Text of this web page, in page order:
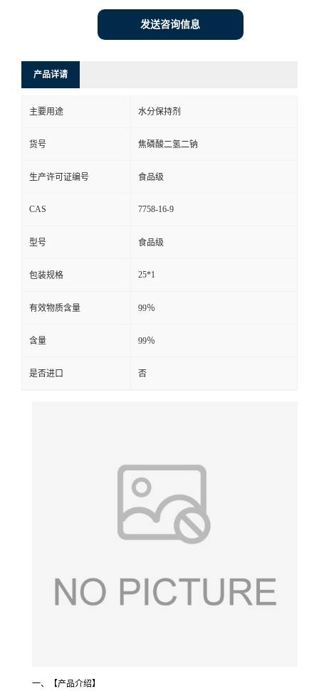
发送咨询信息
产品详请
主要用途 水分保持剂
货号 焦磷酸二氢二钠
生产许可证编号 食品级
CAS 7758-16-9
型号 食品级
包装规格 25*1
有效物质含量 99％
含量 99％
是否进口 否
一、【产品介绍】